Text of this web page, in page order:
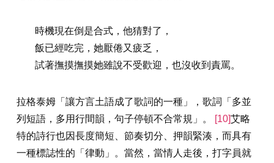
時機現在倒是合式，他猜對了，
飯已經吃完，她厭倦又疲乏，
試著撫摸撫摸她雖說不受歡迎，也沒收到責罵。
拉格泰姆「讓方言土語成了歌詞的一種」，歌詞「多並
列短語，多用行間韻，句子停頓不合常規」。
[10]艾略
特的詩行也因長度簡短、節奏切分、押韻緊湊，而具有
一種標誌性的「律動」。當然，當情人走後，打字員就